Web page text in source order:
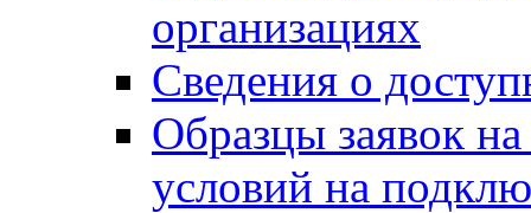
организациях
Сведения о
Образцы заявок
условий на